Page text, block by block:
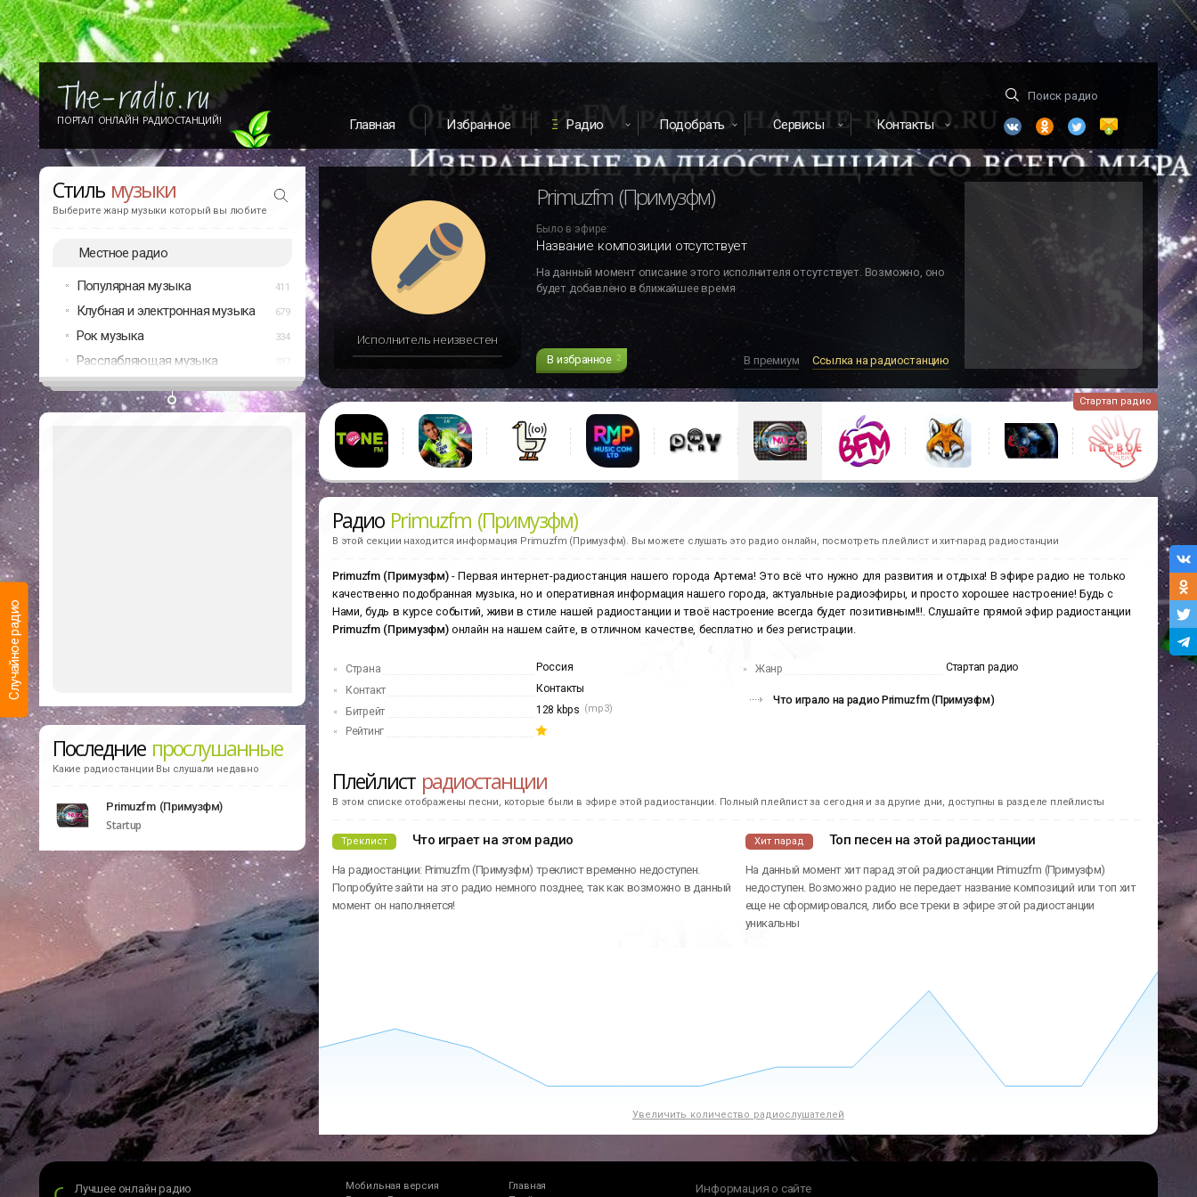
Случайное радио
ПОРТАЛ ОНЛАЙН РАДИОСТАНЦИЙ! Главная Избранное Радио Подобрать Сервисы Контакты
Стиль музыки
Выберите жанр музыки который вы любите
Местное радио
Популярная музыка 411
Клубная и электронная музыка 679
Рок музыка 334
Расслабляющая музыка
Последние прослушанные
Какие радиостанции Вы слушали недавно
Primuzfm (Примузфм)
Startup
Исполнитель неизвестен
Primuzfm (Примузфм)
Было в эфире:
Название композиции отсутствует
На данный момент описание этого исполнителя отсутствует. Возможно, оно
будет добавлено в ближайшее время
В избранное 2 В премиум Ссылка на радиостанцию
Стартап радио
Радио Primuzfm (Примузфм)
В этой секции находится информация Primuzfm (Примузфм). Вы можете слушать это радио онлайн, посмотреть плейлист и хит-парад радиостанции
Primuzfm (Примузфм)- Первая интернет-радиостанция нашего города Артема! Это всё что нужно для развития и отдыха! В эфире радио не только
качественно подобранная музыка, но и оперативная информация нашего города, актуальные радиоэфиры, и просто хорошее настроение! Будь с
Нами, будь в курсе событий, живи в стиле нашей радиостанции и твоё настроение всегда будет позитивным!!!. Слушайте прямой эфир радиостанции
Primuzfm (Примузфм) онлайн на нашем сайте, в отличном качестве, бесплатно и без регистрации.
Страна
Россия
Контакт
Контакты
Битрейт
128 kbps (mp3)
Рейтинг
Жанр Стартап радио
Что играло на радио Primuzfm (Примузфм)
Плейлист радиостанции
В этом списке отображены песни, которые были в эфире этой радиостанции. Полный плейлист за сегодня и за другие дни, доступны в разделе плейлисты
Треклист Что играет на этом радио
На радиостанции: Primuzfm (Примузфм) треклист временно недоступен.
Попробуйте зайти на это радио немного позднее, так как возможно в данный
момент он наполняется!
Хит парад Топ песен на этой радиостанции
На данный момент хит парад этой радиостанции Primuzfm (Примузфм)
недоступен. Возможно радио не передает название композиций или топ хит
еще не сформировался, либо все треки в эфире этой радиостанции
уникальны
Увеличить количество радиослушателей
Лучшее онлайн радио Мобильная версия
Главная
Информация о сайте